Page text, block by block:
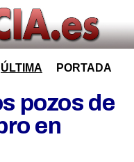
ÚLTIMA PORTADA
pozos de
en